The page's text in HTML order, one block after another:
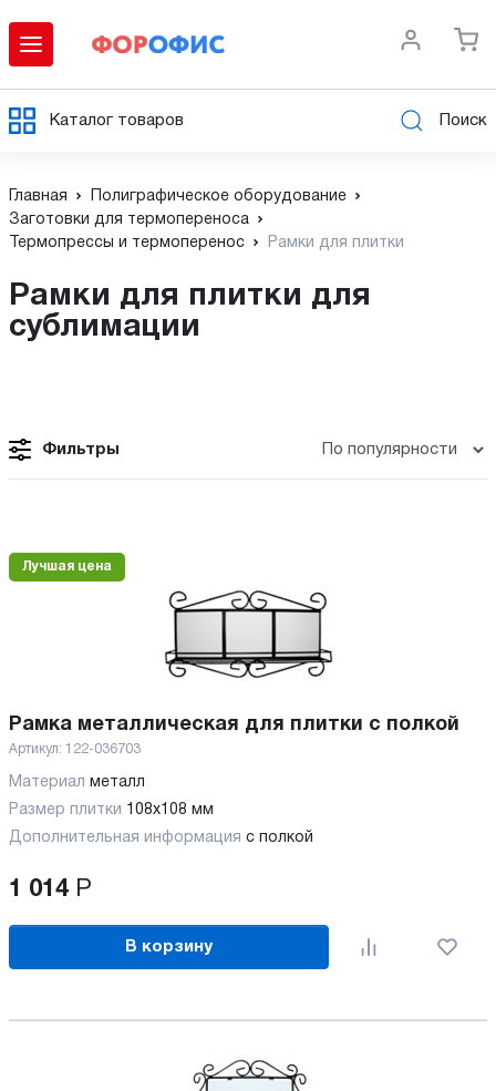
Каталог товаров Поиск
Главная
Полиграфическое оборудование
Заготовки для термопереноса
Термопрессы и термоперенос
Рамки для плитки
Рамки для плитки для
сублимации
Фильтры
Лучшая цена
Рамка металлическая для плитки с полкой
Артикул: 122-036703
Материал металл
Размер плитки 108х108 мм
Дополнительная информация с полкой
1 014 Р
В корзину